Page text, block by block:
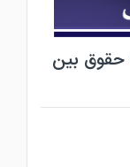
حقوق بین